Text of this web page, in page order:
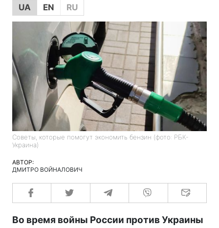
UA
EN RU
Советы, которые помогут экономить бензин (фото: РБК-
Украина)
АВТОР:
ДМИТРО ВОЙНАЛОВИЧ
Во время войны России против Украины